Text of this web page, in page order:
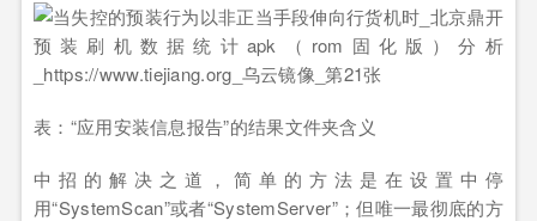
表：“应用安装信息报告”的结果文件夹含义
中招的解决之道，简单的方法是在设置中停
用“SystemScan”或者“SystemServer”；但唯一最彻底的方